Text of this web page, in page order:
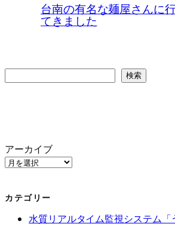
台南の有名な麺屋さんに
てきました
検索
アーカイブ
カテゴリー
水質リアルタイム監視システム「